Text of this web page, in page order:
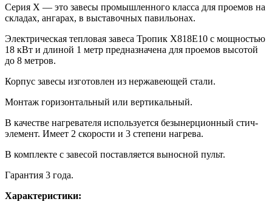
Серия Х — это завесы промышленного класса для проемов на
складах, ангарах, в выставочных павильонах.
Электрическая тепловая завеса Тропик X818E10 с мощностью
18 кВт и длиной 1 метр предназначена для проемов высотой
до 8 метров.
Корпус завесы изготовлен из нержавеющей стали.
Монтаж горизонтальный или вертикальный.
В качестве нагревателя используется безынерционный стич-
элемент. Имеет 2 скорости и 3 степени нагрева.
В комплекте с завесой поставляется выносной пульт.
Гарантия 3 года.
Характеристики: